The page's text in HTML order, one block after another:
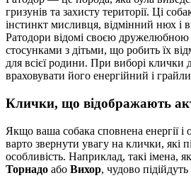
гризунів та захисту території. Ці
інстинкт мисливця, відмінний нюх і
Ратодори відомі своєю
стосунками з дітьми, що робить їх
для всієї родини. При виборі клички
враховувати його енергійний і
Клички, що відображають
Якщо ваша собака сповнена енергії і
варто звернути увагу на клички, які
особливість. Наприклад, такі імена, як
Торнадо або Вихор, чудово